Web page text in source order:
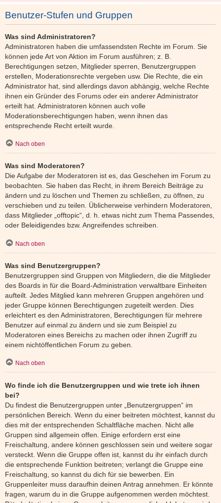
Benutzer-Stufen und Gruppen
Was sind Administratoren?
Administratoren haben die umfassendsten Rechte im Forum. Sie
können jede Art von Aktion im Forum ausführen; z. B.
Berechtigungen setzen, Mitglieder sperren, Benutzergruppen
erstellen, Moderationsrechte vergeben usw. Die Rechte, die ein
Administrator hat, sind allerdings davon abhängig, welche Rechte
ihnen ein Gründer des Forums oder ein anderer Administrator
erteilt hat. Administratoren können auch volle
Moderationsberechtigungen haben, wenn ihnen das
entsprechende Recht erteilt wurde.
Nach oben
Was sind Moderatoren?
Die Aufgabe der Moderatoren ist es, das Geschehen im Forum zu
beobachten. Sie haben das Recht, in ihrem Bereich Beiträge zu
ändern und zu löschen und Themen zu schließen, zu öffnen, zu
verschieben und zu teilen. Üblicherweise verhindern Moderatoren,
dass Mitglieder „offtopic“, d. h. etwas nicht zum Thema Passendes,
oder Beleidigendes bzw. Angreifendes schreiben.
Nach oben
Was sind Benutzergruppen?
Benutzergruppen sind Gruppen von Mitgliedern, die die Mitglieder
des Boards in für die Board-Administration verwaltbare Einheiten
aufteilt. Jedes Mitglied kann mehreren Gruppen angehören und
jeder Gruppe können Berechtigungen zugeteilt werden. Dies
erleichtert es den Administratoren, Berechtigungen für mehrere
Benutzer auf einmal zu ändern und sie zum Beispiel zu
Moderatoren eines Bereichs zu machen oder ihnen Zugriff zu
einem nichtöffentlichen Forum zu geben.
Nach oben
Wo finde ich die Benutzergruppen und wie trete ich ihnen
bei?
Du findest die Benutzergruppen unter „Benutzergruppen“ im
persönlichen Bereich. Wenn du einer beitreten möchtest, kannst du
dies mit der entsprechenden Schaltfläche machen. Nicht alle
Gruppen sind allgemein offen. Einige erfordern erst eine
Freischaltung, andere können geschlossen sein und weitere sogar
versteckt. Wenn die Gruppe offen ist, kannst du ihr einfach durch
die entsprechende Funktion beitreten; verlangt die Gruppe eine
Freischaltung, so kannst du dich für sie bewerben. Ein
Gruppenleiter muss daraufhin deinen Antrag annehmen. Er könnte
fragen, warum du in die Gruppe aufgenommen werden möchtest.